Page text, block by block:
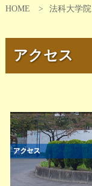
HOME 法科大学院
アクセス